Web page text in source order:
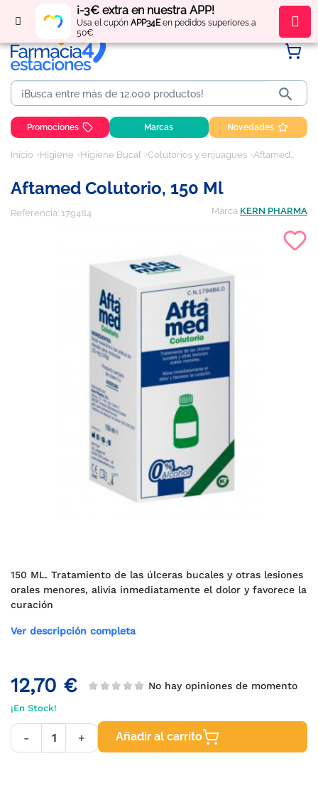
¡-3€ extra en nuestra APP!
Usa el cupón APP34Een pedidos superiores a
50€
Regístratey obténpuntos por tus compras

Promociones Marcas Novedades
Inicio Higiene Higiene Bucal Colutorios y enjuagues Aftamed Colutorio, 150 ml
Aftamed Colutorio, 150 Ml
Referencia: 179484 Marca KERN PHARMA
150 ML. Tratamiento de las úlceras bucales y otras lesiones
orales menores, alivia inmediatamente el dolor y favorece la
curación
Ver descripción completa
12,70 € No hay opiniones de momento
¡En Stock!
- + Añadir al carrito